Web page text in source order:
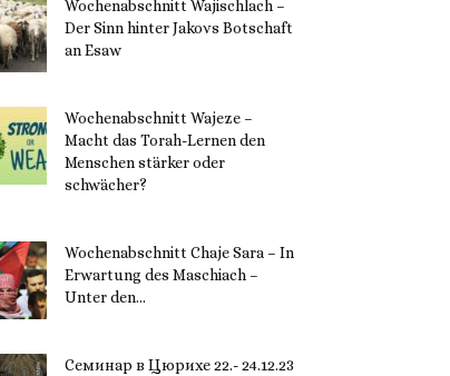
Wochenabschnitt Wajischlach –
Der Sinn hinter Jakovs Botschaft
an Esaw
Wochenabschnitt Wajeze –
Macht das Torah-Lernen den
Menschen stärker oder
schwächer?
Wochenabschnitt Chaje Sara – In
Erwartung des Maschiach –
Unter den...
Семинар в Цюрихе 22.- 24.12.23